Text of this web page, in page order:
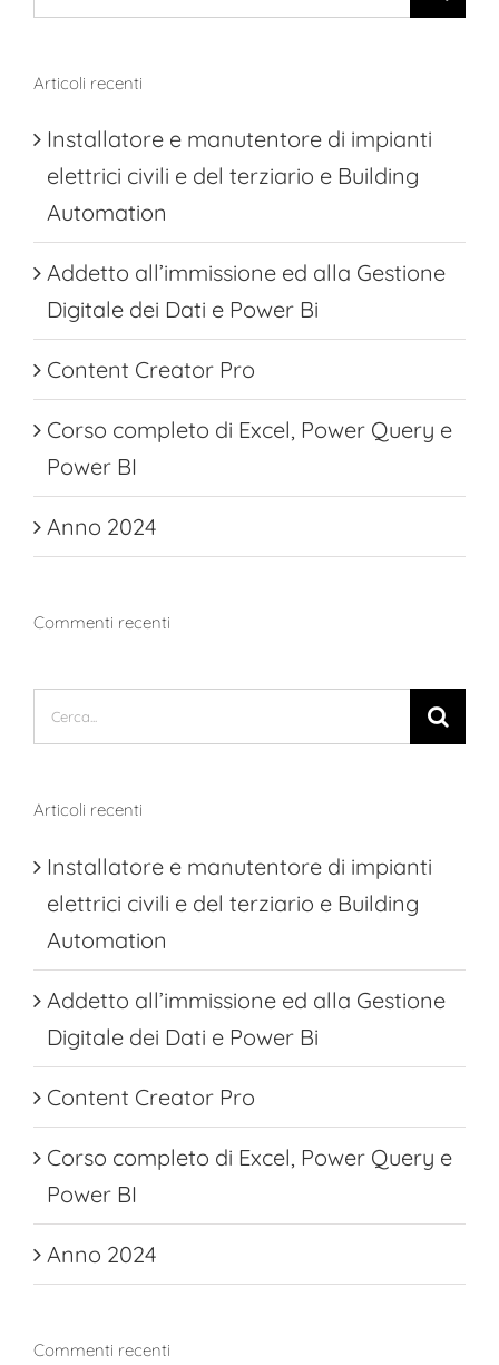
per:
Articoli recenti
Installatore e manutentore di impianti
elettrici civili e del terziario e Building
Automation
Addetto all’immissione ed alla Gestione
Digitale dei Dati e Power Bi
Content Creator Pro
Corso completo di Excel, Power Query e
Power BI
Anno 2024
Commenti recenti
Cerca
per:
Articoli recenti
Installatore e manutentore di impianti
elettrici civili e del terziario e Building
Automation
Addetto all’immissione ed alla Gestione
Digitale dei Dati e Power Bi
Content Creator Pro
Corso completo di Excel, Power Query e
Power BI
Anno 2024
Commenti recenti